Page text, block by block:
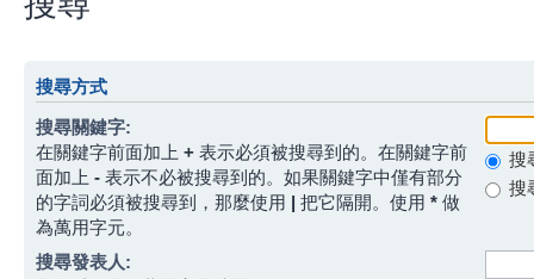
搜尋方式
搜尋關鍵字:
在關鍵字前面加上 + 表示必須被搜尋到的。在關鍵字前
面加上 - 表示不必被搜尋到的。如果關鍵字中僅有部分
的字詞必須被搜尋到，那麼使用 | 把它隔開。使用 * 做
為萬用字元。
搜
搜
搜尋發表人: